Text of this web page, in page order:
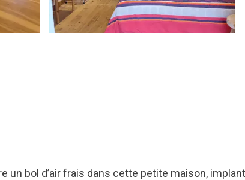
un bol d’air frais dans cette petite maison,